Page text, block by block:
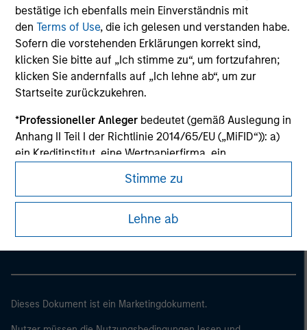
bestätige ich ebenfalls mein Einverständnis mit
denTerms of Use, die ich gelesen und verstanden habe.
Sofern die vorstehenden Erklärungen korrekt sind,
klicken Sie bitte auf „Ich stimme zu“, um fortzufahren;
klicken Sie andernfalls auf „Ich lehne ab“, um zur
Startseite zurückzukehren.
*Professioneller Anleger bedeutet (gemäß Auslegung in
Anhang II Teil I der Richtlinie 2014/65/EU („MiFID“)): a)
ein Kreditinstitut, eine Wertpapierfirma, ein
Versicherungsgesellschaft, ein Organismus für
gemeinsame Anlagen oder dessen
Verwaltungsgesellschaft, ein Pensionsfonds oder
dessen Verwaltungsgesellschaft, ein Warenhändler
oder Waren-Derivatehändler oder ein sonstiger
beaufsichtigt werden muss; b) ein Großunternehmen,
Stimme zu
Lehne ab
Morgan Stanley Careers
Dieses Dokument ist ein Marketingdokument.